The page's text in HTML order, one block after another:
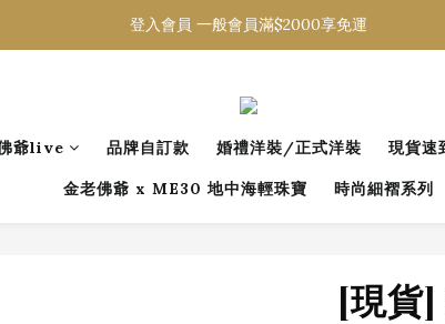
登入會員 一般會員滿$2000享免運
登入會員 一般會員滿$2000享免運
爺live 品牌自訂款 婚禮洋裝/正式洋裝 現貨速
金老佛爺 x ME30 地中海輕珠寶 時尚細褶系列
[現貨]